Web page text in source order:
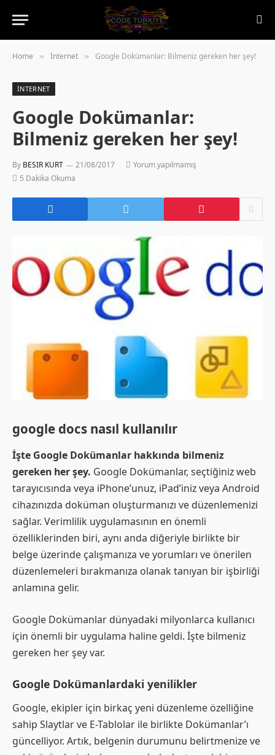
Home » İnternet » Google Dokümanlar: Bilmeniz gereken her şey!
İNTERNET
Google Dokümanlar:
Bilmeniz gereken her şey!
By BESIR KURT 21/08/2017
Yorum yapılmamış
5 Dakika Okuma
google docs nasıl kullanılır
İşte Google Dokümanlar hakkında bilmeniz
gereken her şey. Google Dokümanlar, seçtiğiniz web
tarayıcısında veya iPhone’unuz, iPad’iniz veya Android
cihazınızda doküman oluşturmanızı ve düzenlemenizi
sağlar. Verimlilik uygulamasının en önemli
özelliklerinden biri, aynı anda diğeriyle birlikte bir
belge üzerinde çalışmanıza ve yorumları ve önerilen
düzenlemeleri bırakmanıza olanak tanıyan bir işbirliği
anlamına gelir.
Google Dokümanlar dünyadaki milyonlarca kullanıcı
için önemli bir uygulama haline geldi. İşte bilmeniz
gereken her şey var.
Google Dokümanlardaki yenilikler
Google, ekipler için birkaç yeni düzenleme özelliğine
sahip Slaytlar ve E-Tablolar ile birlikte Dokümanlar’ı
güncelliyor. Artık, belgenin durumunu belirtmenize ve